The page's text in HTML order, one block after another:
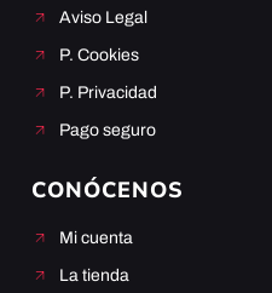
Aviso Legal
P. Cookies
P. Privacidad
Pago seguro
CONÓCENOS
Mi cuenta
La tienda